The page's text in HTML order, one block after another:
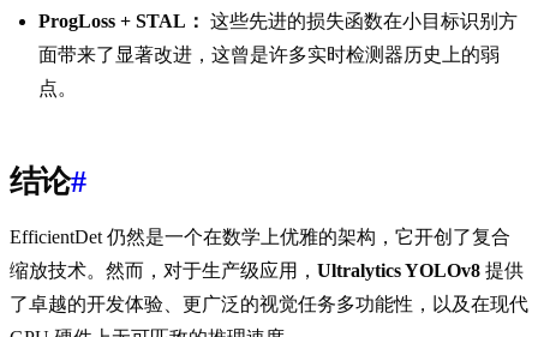
ProgLoss + STAL： 这些先进的损失函数在小目标识别方
面带来了显著改进，这曾是许多实时检测器历史上的弱
点。
结论#
EfficientDet 仍然是一个在数学上优雅的架构，它开创了复合
缩放技术。然而，对于生产级应用， Ultralytics YOLOv8 提供
了卓越的开发体验、更广泛的视觉任务多功能性，以及在现代